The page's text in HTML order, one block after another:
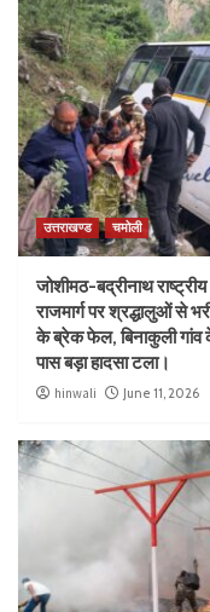
उत्तराखण्ड चमोली
जोशीमठ-बद्रीनाथ राष्ट्रीय
राजमार्ग पर श्रद्धालुओं से
के ब्रेक फेल, बिनाकुली गांव
पास बड़ा हादसा टला।
hinwali June 11, 2026